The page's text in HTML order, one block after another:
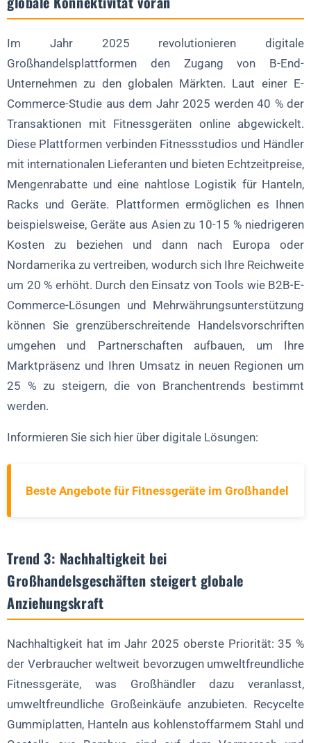
Im Jahr 2025 revolutionieren digitale
Großhandelsplattformen den Zugang von B-End-
Unternehmen zu den globalen Märkten. Laut einer E-
Commerce-Studie aus dem Jahr 2025 werden 40 % der
Transaktionen mit Fitnessgeräten online abgewickelt.
Diese Plattformen verbinden Fitnessstudios und Händler
mit internationalen Lieferanten und bieten Echtzeitpreise,
Mengenrabatte und eine nahtlose Logistik für Hanteln,
Racks und Geräte. Plattformen ermöglichen es Ihnen
beispielsweise, Geräte aus Asien zu 10-15 % niedrigeren
Kosten zu beziehen und dann nach Europa oder
Nordamerika zu vertreiben, wodurch sich Ihre Reichweite
um 20 % erhöht. Durch den Einsatz von Tools wie B2B-E-
Commerce-Lösungen und Mehrwährungsunterstützung
können Sie grenzüberschreitende Handelsvorschriften
umgehen und Partnerschaften aufbauen, um Ihre
Marktpräsenz und Ihren Umsatz in neuen Regionen um
25 % zu steigern, die von Branchentrends bestimmt
werden.
Informieren Sie sich hier über digitale Lösungen:
Beste Angebote für Fitnessgeräte im Großhandel
Trend 3: Nachhaltigkeit bei
Großhandelsgeschäften steigert globale
Anziehungskraft
Nachhaltigkeit hat im Jahr 2025 oberste Priorität: 35 %
der Verbraucher weltweit bevorzugen umweltfreundliche
Fitnessgeräte, was Großhändler dazu veranlasst,
umweltfreundliche Großeinkäufe anzubieten. Recycelte
Gummiplatten, Hanteln aus kohlenstoffarmem Stahl und